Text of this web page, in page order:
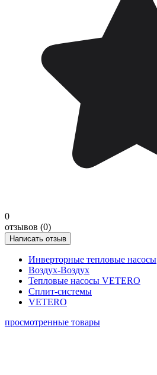
0
отзывов (0)
Написать отзыв
Инверторные тепловые насосы
Воздух-Воздух
Тепловые насосы VETERO
Сплит-системы
VETERO
просмотренные товары